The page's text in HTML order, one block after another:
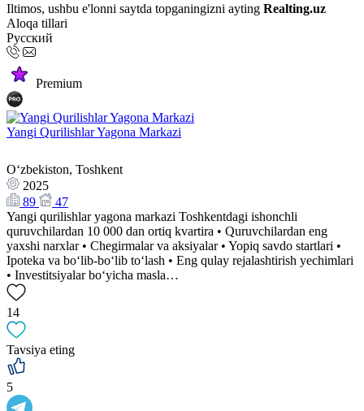
Iltimos, ushbu e'lonni saytda topganingizni ayting Realting.uz
Aloqa tillari
Русский
Premium
Yangi Qurilishlar Yagona Markazi
Oʻzbekiston, Toshkent
2025
89
47
Yangi qurilishlar yagona markazi Toshkentdagi ishonchli
quruvchilardan 10 000 dan ortiq kvartira • Quruvchilardan eng
yaxshi narxlar • Chegirmalar va aksiyalar • Yopiq savdo startlari •
Ipoteka va bo‘lib-bo‘lib to‘lash • Eng qulay rejalashtirish yechimlari
• Investitsiyalar bo‘yicha masla…
14
Tavsiya eting
5